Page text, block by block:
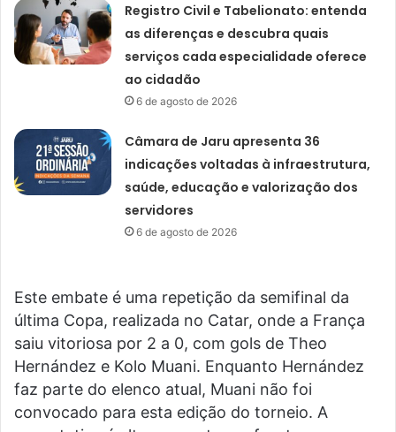
Registro Civil e Tabelionato: entenda
as diferenças e descubra quais
serviços cada especialidade oferece
ao cidadão
6 de agosto de 2026
Câmara de Jaru apresenta 36
indicações voltadas à infraestrutura,
saúde, educação e valorização dos
servidores
6 de agosto de 2026
Este embate é uma repetição da semifinal da
última Copa, realizada no Catar, onde a França
saiu vitoriosa por 2 a 0, com gols de Theo
Hernández e Kolo Muani. Enquanto Hernández
faz parte do elenco atual, Muani não foi
convocado para esta edição do torneio. A